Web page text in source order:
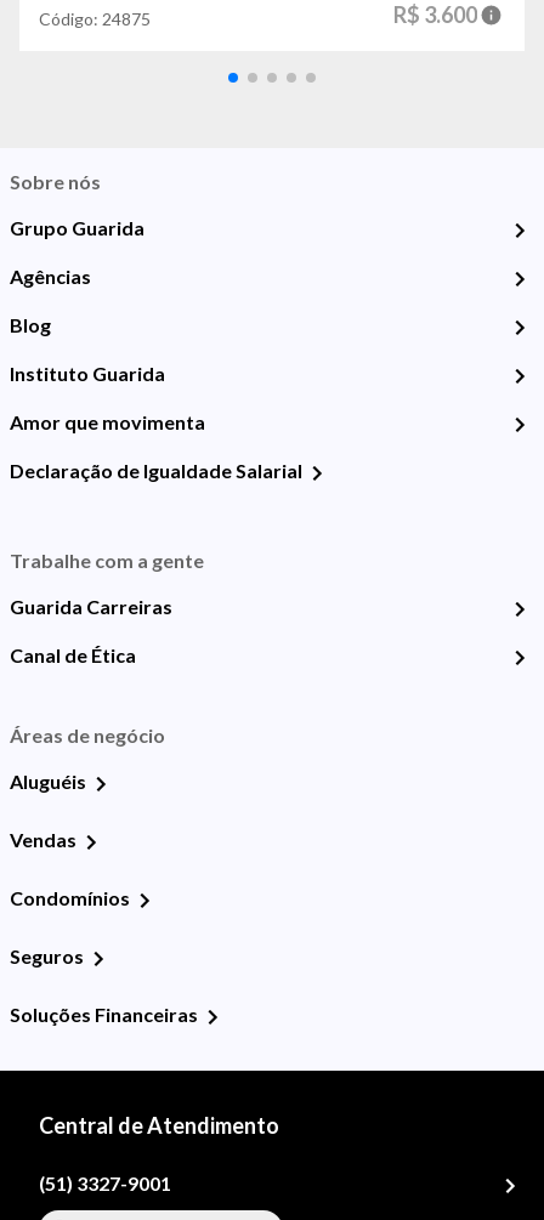
Código: 24875 R$ 3.600
Sobre nós
Grupo Guarida
Agências
Blog
Instituto Guarida
Amor que movimenta
Declaração de Igualdade Salarial
Trabalhe com a gente
Guarida Carreiras
Canal de Ética
Áreas de negócio
Aluguéis
Vendas
Condomínios
Seguros
Soluções Financeiras
Central de Atendimento
(51) 3327-9001